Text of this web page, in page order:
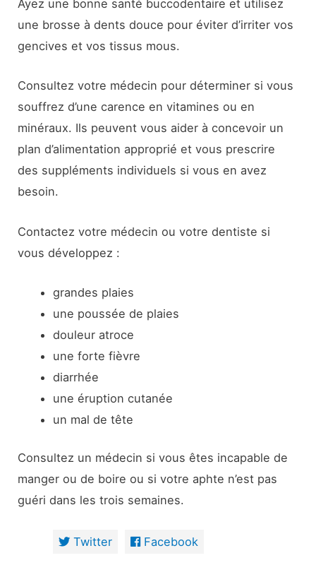
Ayez une bonne santé buccodentaire et utilisez
une brosse à dents douce pour éviter d’irriter vos
gencives et vos tissus mous.
Consultez votre médecin pour déterminer si vous
souffrez d’une carence en vitamines ou en
minéraux. Ils peuvent vous aider à concevoir un
plan d’alimentation approprié et vous prescrire
des suppléments individuels si vous en avez
besoin.
Contactez votre médecin ou votre dentiste si
vous développez :
grandes plaies
une poussée de plaies
douleur atroce
une forte fièvre
diarrhée
une éruption cutanée
un mal de tête
Consultez un médecin si vous êtes incapable de
manger ou de boire ou si votre aphte n’est pas
guéri dans les trois semaines.
Twitter Facebook